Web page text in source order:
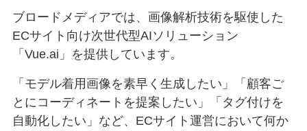
ブロードメディアでは、画像解析技術を駆使した
ECサイト向け次世代型AIソリューション
「Vue.ai」を提供しています。
「モデル着用画像を素早く生成したい」「顧客ご
とにコーディネートを提案したい」「タグ付けを
自動化したい」など、ECサイト運営において何か